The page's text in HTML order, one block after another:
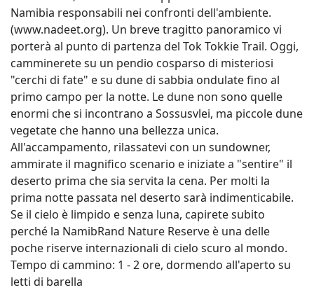
Namibia responsabili nei confronti dell'ambiente.
(www.nadeet.org). Un breve tragitto panoramico vi
porterà al punto di partenza del Tok Tokkie Trail. Oggi,
camminerete su un pendio cosparso di misteriosi
"cerchi di fate" e su dune di sabbia ondulate fino al
primo campo per la notte. Le dune non sono quelle
enormi che si incontrano a Sossusvlei, ma piccole dune
vegetate che hanno una bellezza unica.
All'accampamento, rilassatevi con un sundowner,
ammirate il magnifico scenario e iniziate a "sentire" il
deserto prima che sia servita la cena. Per molti la
prima notte passata nel deserto sarà indimenticabile.
Se il cielo è limpido e senza luna, capirete subito
perché la NamibRand Nature Reserve è una delle
poche riserve internazionali di cielo scuro al mondo.
Tempo di cammino: 1 - 2 ore, dormendo all'aperto su
letti di barella